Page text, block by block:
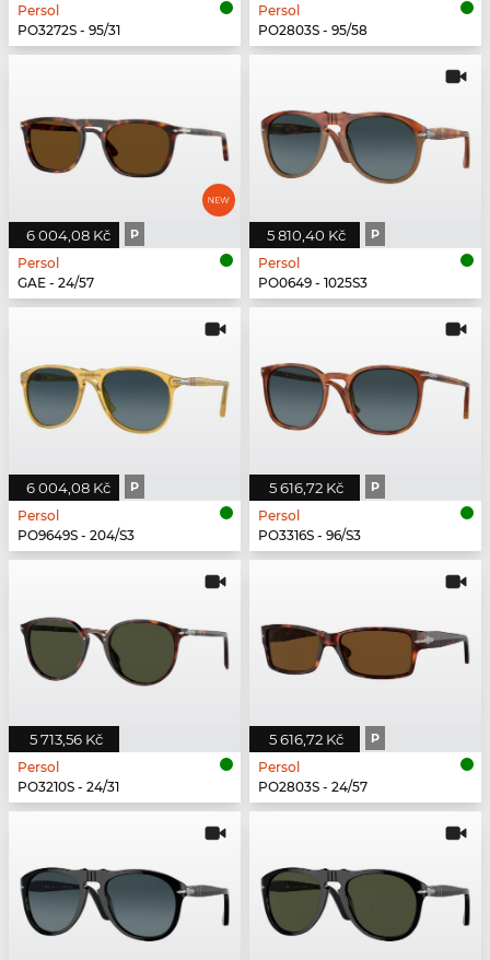
Persol
PO3272S - 95/31
Persol
PO2803S - 95/58
6 004,08 Kč P
Persol
GAE - 24/57
5 810,40 Kč P
Persol
PO0649 - 1025S3
6 004,08 Kč P
Persol
PO9649S - 204/S3
5 616,72 Kč P
Persol
PO3316S - 96/S3
5 713,56 Kč
Persol
PO3210S - 24/31
5 616,72 Kč P
Persol
PO2803S - 24/57